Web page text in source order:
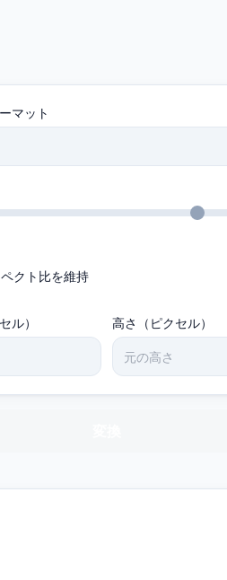
マット
クト比を維持
ル） 高さ（ピクセル）